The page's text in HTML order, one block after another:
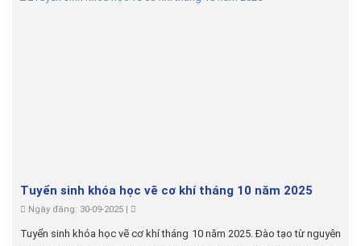
Tuyển sinh khóa học vẽ cơ khí tháng 10 năm 2025
Ngày đăng: 30-09-2025 |
Tuyển sinh khóa học vẽ cơ khí tháng 10 năm 2025. Đào tạo từ nguyên